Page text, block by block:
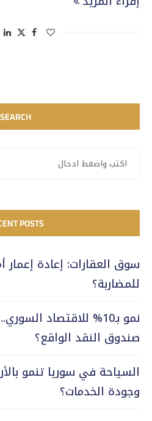
SEARCH
POSTS
سوق العقارات: إعادة إعمار
للمضاربة؟
نمو بـ10% للاقتصاد
صندوق النقد الواقع؟
السياحة في سوريا تنمو
وجودة الخدمات؟